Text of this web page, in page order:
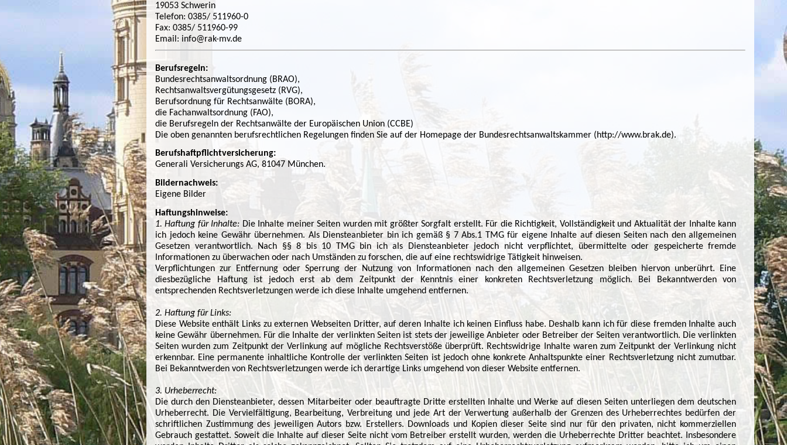
19053 Schwerin
Telefon: 0385/ 511960-0
Fax: 0385/ 511960-99
Email: info@rak-mv.de
Berufsregeln:
Bundesrechtsanwaltsordnung (BRAO),
Rechtsanwaltsvergütungsgesetz (RVG),
Berufsordnung für Rechtsanwälte (BORA),
die Fachanwaltsordnung (FAO),
die Berufsregeln der Rechtsanwälte der Europäischen Union (CCBE)
Die oben genannten berufsrechtlichen Regelungen finden Sie auf der Homepage der Bundesrechtsanwaltskammer (http://www.brak.de).
Berufshaftpflichtversicherung:
Generali Versicherungs AG, 81047 München.
Bildernachweis:
Eigene Bilder
Haftungshinweise:
1. Haftung für Inhalte: Die Inhalte meiner Seiten wurden mit größter Sorgfalt erstellt. Für die Richtigkeit, Vollständigkeit und Aktualität der Inhalte kann
ich jedoch keine Gewähr übernehmen. Als Diensteanbieter bin ich gemäß § 7 Abs.1 TMG für eigene Inhalte auf diesen Seiten nach den allgemeinen
Gesetzen verantwortlich. Nach §§ 8 bis 10 TMG bin ich als Diensteanbieter jedoch nicht verpflichtet, übermittelte oder gespeicherte fremde
Informationen zu überwachen oder nach Umständen zu forschen, die auf eine rechtswidrige Tätigkeit hinweisen.
Verpflichtungen zur Entfernung oder Sperrung der Nutzung von Informationen nach den allgemeinen Gesetzen bleiben hiervon unberührt. Eine
diesbezügliche Haftung ist jedoch erst ab dem Zeitpunkt der Kenntnis einer konkreten Rechtsverletzung möglich. Bei Bekanntwerden von
entsprechenden Rechtsverletzungen werde ich diese Inhalte umgehend entfernen.
2. Haftung für Links:
Diese Website enthält Links zu externen Webseiten Dritter, auf deren Inhalte ich keinen Einfluss habe. Deshalb kann ich für diese fremden Inhalte auch
keine Gewähr übernehmen. Für die Inhalte der verlinkten Seiten ist stets der jeweilige Anbieter oder Betreiber der Seiten verantwortlich. Die verlinkten
Seiten wurden zum Zeitpunkt der Verlinkung auf mögliche Rechtsverstöße überprüft. Rechtswidrige Inhalte waren zum Zeitpunkt der Verlinkung nicht
erkennbar. Eine permanente inhaltliche Kontrolle der verlinkten Seiten ist jedoch ohne konkrete Anhaltspunkte einer Rechtsverletzung nicht zumutbar.
Bei Bekanntwerden von Rechtsverletzungen werde ich derartige Links umgehend von dieser Website entfernen.
3. Urheberrecht:
Die durch den Diensteanbieter, dessen Mitarbeiter oder beauftragte Dritte erstellten Inhalte und Werke auf diesen Seiten unterliegen dem deutschen
Urheberrecht. Die Vervielfältigung, Bearbeitung, Verbreitung und jede Art der Verwertung außerhalb der Grenzen des Urheberrechtes bedürfen der
schriftlichen Zustimmung des jeweiligen Autors bzw. Erstellers. Downloads und Kopien dieser Seite sind nur für den privaten, nicht kommerziellen
Gebrauch gestattet. Soweit die Inhalte auf dieser Seite nicht vom Betreiber erstellt wurden, werden die Urheberrechte Dritter beachtet. Insbesondere